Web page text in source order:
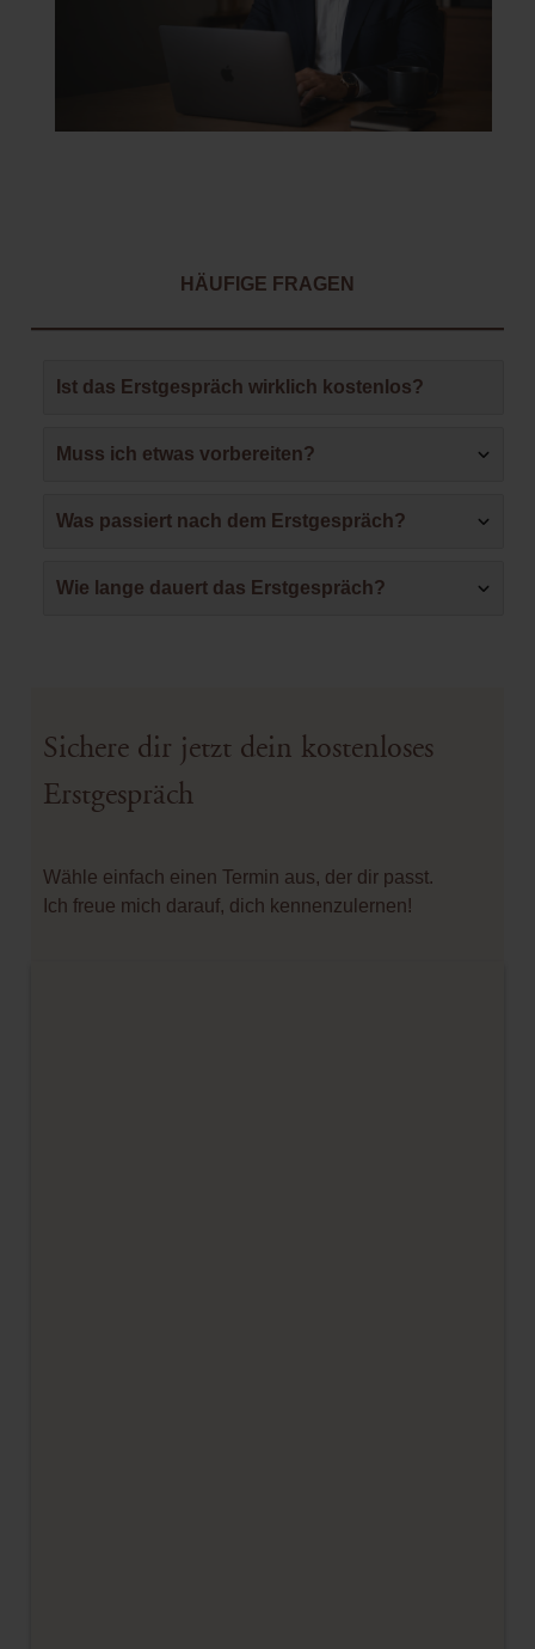
HÄUFIGE FRAGEN
Ist das Erstgespräch wirklich kostenlos?
Muss ich etwas vorbereiten?
Was passiert nach dem Erstgespräch?
Wie lange dauert das Erstgespräch?
Sichere dir jetzt dein kostenloses
Erstgespräch
Wähle einfach einen Termin aus, der dir passt.
Ich freue mich darauf, dich kennenzulernen!